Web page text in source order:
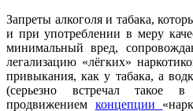
Запреты алкоголя и табака,
и при употреблении в меру
минимальный вред,
легализацию «лёгких»
привыкания, как у табака, а
(серьезно встречал такое
продвижением концепции